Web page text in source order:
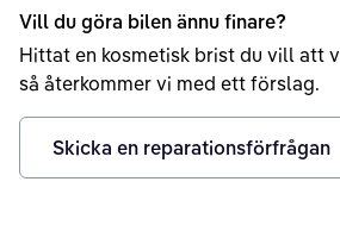
Vill du göra bilen ännu finare?
Hittat en kosmetisk brist du vill att
så återkommer vi med ett förslag.
Skicka en reparationsförfrågan